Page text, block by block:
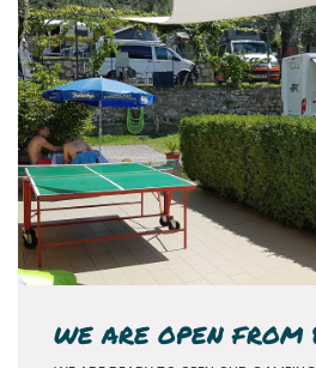
WE ARE OPEN FROM